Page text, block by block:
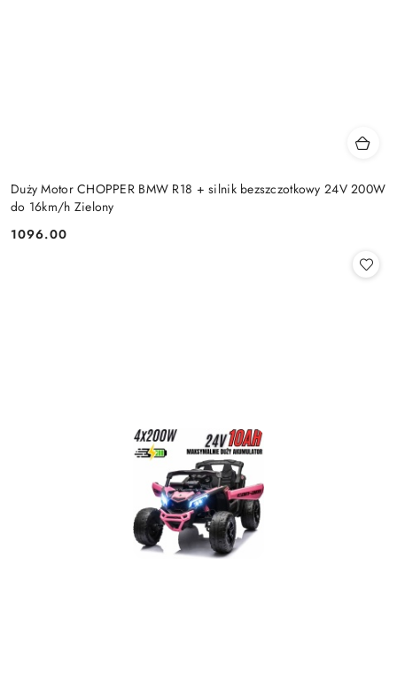
Duży Motor CHOPPER BMW R18 + silnik bezszczotkowy 24V 200W
do 16km/h Zielony
Cena:
1096.00